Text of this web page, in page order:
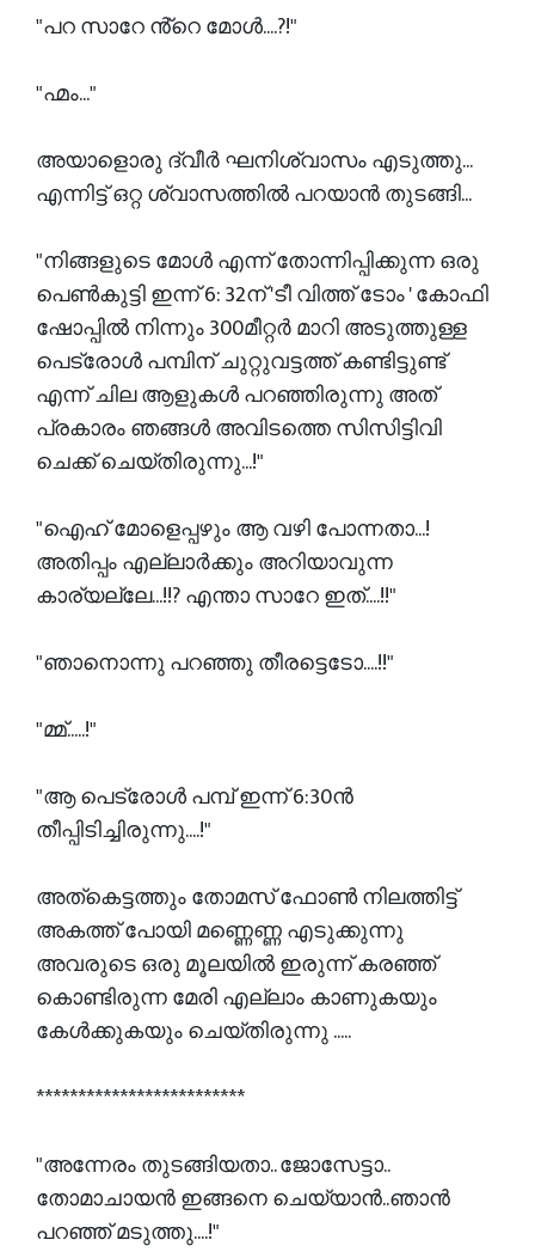
"പറ സാറേ ൻ്റെ മോൾ....?!"
"ഹ്മം..."
അയാളൊരു ദ്വീർ ഘനിശ്വാസം എടുത്തു...
എന്നിട്ട് ഒറ്റ ശ്വാസത്തിൽ പറയാൻ തുടങ്ങി...
"നിങ്ങളുടെ മോൾ എന്ന് തോന്നിപ്പിക്കുന്ന ഒരു
പെൺകുട്ടി ഇന്ന് 6: 32ന് 'ടീ വിത്ത് ടോം ' കോഫി
ഷോപ്പിൽ നിന്നും 300മീറ്റർ മാറി അടുത്തുള്ള
പെട്രോൾ പമ്പിന് ചുറ്റുവട്ടത്ത് കണ്ടിട്ടുണ്ട്
എന്ന് ചില ആളുകൾ പറഞ്ഞിരുന്നു അത്
പ്രകാരം ഞങ്ങൾ അവിടത്തെ സിസിട്ടിവി
ചെക്ക് ചെയ്തിരുന്നു...!"
"ഐഹ് മോളെപ്പഴും ആ വഴി പോന്നതാ...!
അതിപ്പം എല്ലാർക്കും അറിയാവുന്ന
കാര്യല്ലേ...!!? എന്താ സാറേ ഇത്....!!"
"ഞാനൊന്നു പറഞ്ഞു തീരട്ടെടോ....!!"
"മ്മ്.....!"
"ആ പെട്രോൾ പമ്പ് ഇന്ന് 6:30ൻ
തീപ്പിടിച്ചിരുന്നു....!"
അത്‌കെട്ടത്തും തോമസ് ഫോൺ നിലത്തിട്ട്
അകത്ത് പോയി മണ്ണെണ്ണ എടുക്കുന്നു
അവരുടെ ഒരു മൂലയിൽ ഇരുന്ന് കരഞ്ഞ്
കൊണ്ടിരുന്ന മേരി എല്ലാം കാണുകയും
കേൾക്കുകയും ചെയ്തിരുന്നു .....
*************************
"അന്നേരം തുടങ്ങിയതാ.. ജോസേട്ടാ..
തോമാചായൻ ഇങ്ങനെ ചെയ്യാൻ..ഞാൻ
പറഞ്ഞ് മടുത്തു....!"